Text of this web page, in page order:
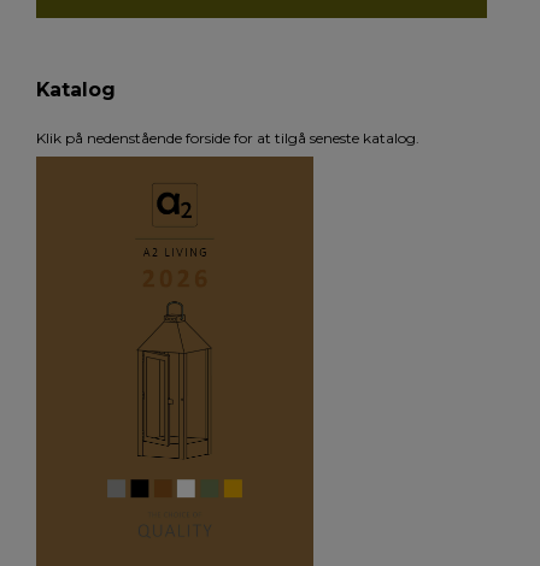
Katalog
Klik på nedenstående forside for at tilgå seneste katalog.